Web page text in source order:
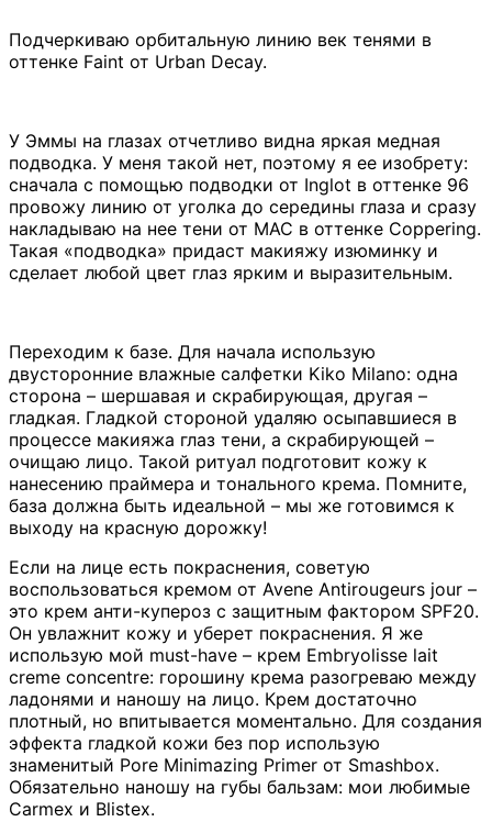
Подчеркиваю орбитальную линию век тенями в
оттенке Faint от Urban Decay.
У Эммы на глазах отчетливо видна яркая медная
подводка. У меня такой нет, поэтому я ее изобрету:
сначала с помощью подводки от Inglot в оттенке 96
провожу линию от уголка до середины глаза и сразу
накладываю на нее тени от MAC в оттенке Coppering.
Такая «подводка» придаст макияжу изюминку и
сделает любой цвет глаз ярким и выразительным.
Переходим к базе. Для начала использую
двусторонние влажные салфетки Kiko Milano: одна
сторона – шершавая и скрабирующая, другая –
гладкая. Гладкой стороной удаляю осыпавшиеся в
процессе макияжа глаз тени, а скрабирующей –
очищаю лицо. Такой ритуал подготовит кожу к
нанесению праймера и тонального крема. Помните,
база должна быть идеальной – мы же готовимся к
выходу на красную дорожку!
Если на лице есть покраснения, советую
воспользоваться кремом от Avene Antirougeurs jour –
это крем анти-купероз с защитным фактором SPF20.
Он увлажнит кожу и уберет покраснения. Я же
использую мой must-have – крем Embryolisse lait
creme concentre: горошину крема разогреваю между
ладонями и наношу на лицо. Крем достаточно
плотный, но впитывается моментально. Для создания
эффекта гладкой кожи без пор использую
знаменитый Pore Minimazing Primer от Smashbox.
Обязательно наношу на губы бальзам: мои любимые
Carmex и Blistex.